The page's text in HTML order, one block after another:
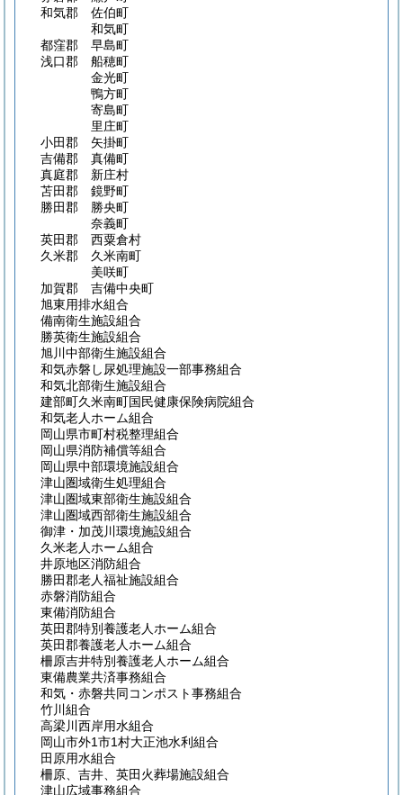
和気郡 佐伯町
和気町
都窪郡 早島町
浅口郡 船穂町
金光町
鴨方町
寄島町
里庄町
小田郡 矢掛町
吉備郡 真備町
真庭郡 新庄村
苫田郡 鏡野町
勝田郡 勝央町
奈義町
英田郡 西粟倉村
久米郡 久米南町
美咲町
加賀郡 吉備中央町
旭東用排水組合
備南衛生施設組合
勝英衛生施設組合
旭川中部衛生施設組合
和気赤磐し尿処理施設一部事務組合
和気北部衛生施設組合
建部町久米南町国民健康保険病院組合
和気老人ホーム組合
岡山県市町村税整理組合
岡山県消防補償等組合
岡山県中部環境施設組合
津山圏域衛生処理組合
津山圏域東部衛生施設組合
津山圏域西部衛生施設組合
御津・加茂川環境施設組合
久米老人ホーム組合
井原地区消防組合
勝田郡老人福祉施設組合
赤磐消防組合
東備消防組合
英田郡特別養護老人ホーム組合
英田郡養護老人ホーム組合
柵原吉井特別養護老人ホーム組合
東備農業共済事務組合
和気・赤磐共同コンポスト事務組合
竹川組合
高梁川西岸用水組合
岡山市外1市1村大正池水利組合
田原用水組合
柵原、吉井、英田火葬場施設組合
津山広域事務組合